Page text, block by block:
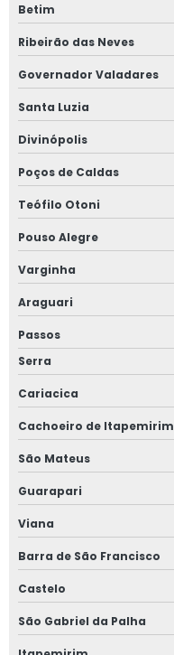
Betim
Ribeirão das Neves
Governador Valadares
Santa Luzia
Divinópolis
Poços de Caldas
Teófilo Otoni
Pouso Alegre
Varginha
Araguari
Passos
Serra
Cariacica
Cachoeiro de Itapemirim
São Mateus
Guarapari
Viana
Barra de São Francisco
Castelo
São Gabriel da Palha